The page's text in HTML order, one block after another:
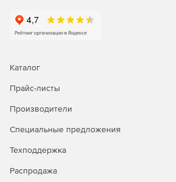
Каталог
Прайс-листы
Производители
Специальные предложения
Техподдержка
Распродажа